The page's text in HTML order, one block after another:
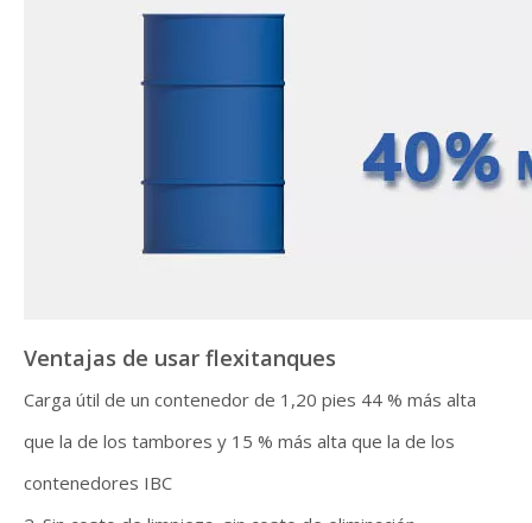
Ventajas de usar flexitanques
Carga útil de un contenedor de 1,20 pies 44 % más alta
que la de los tambores y 15 % más alta que la de los
contenedores IBC